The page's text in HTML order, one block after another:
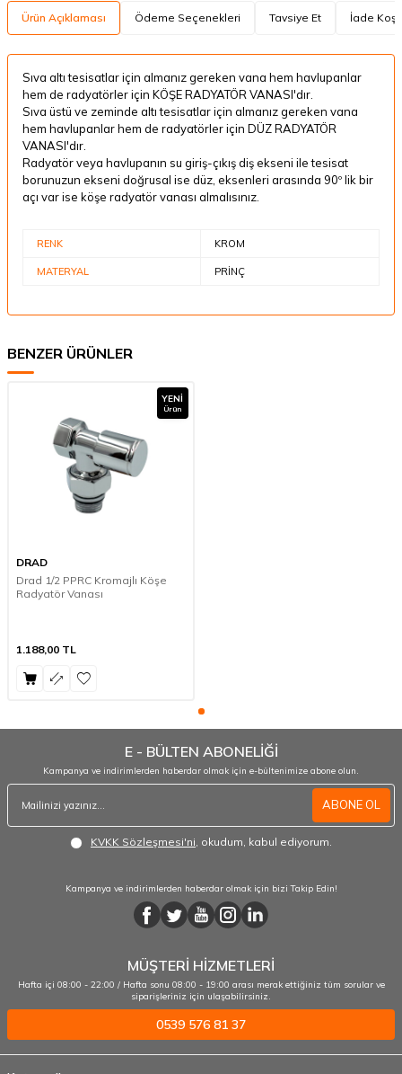
Ürün Açıklaması Ödeme Seçenekleri Tavsiye Et İade
Sıva altı tesisatlar için almanız gereken vana hem havlupanlar
hem de radyatörler için KÖŞE RADYATÖR VANASI'dır.
Sıva üstü ve zeminde altı tesisatlar için almanız gereken vana
hem havlupanlar hem de radyatörler için DÜZ RADYATÖR
VANASI'dır.
Radyatör veya havlupanın su giriş-çıkış diş ekseni ile tesisat
borunuzun ekseni doğrusal ise düz, eksenleri arasında 90º lik bir
açı var ise köşe radyatör vanası almalısınız.
RENK KROM
MATERYAL PRİNÇ
BENZER ÜRÜNLER
YENI
Ürün
DRAD
Drad 1/2 PPRC Kromajlı Köşe
Radyatör Vanası
1.188,00 TL
E - BÜLTEN ABONELİĞİ
Kampanya ve indirimlerden haberdar olmak için e-bültenimize abone olun.
ABONE OL
KVKK Sözleşmesi'ni , okudum, kabul ediyorum.
Kampanya ve indirimlerden haberdar olmak için bizi Takip Edin!
MÜŞTERİ HİZMETLERİ
Hafta içi 08:00 - 22:00 / Hafta sonu 08:00 - 19:00 arası merak ettiğiniz tüm sorular ve
siparişleriniz için ulaşabilirsiniz.
0539 576 81 37